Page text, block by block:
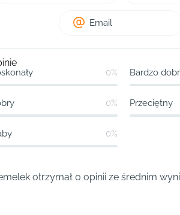
Email
0% Bardzo
0% Przeciętny
0%
otrzymał 0 opinii ze średnim